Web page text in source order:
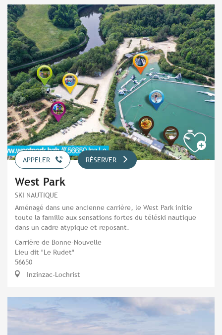
APPELER RÉSERVER
West Park
SKI NAUTIQUE
Aménagé dans une ancienne carrière, le West Park initie
toute la famille aux sensations fortes du téléski nautique
dans un cadre atypique et reposant.
Carrière de Bonne-Nouvelle
Lieu dit "Le Rudet"
56650
Inzinzac-Lochrist